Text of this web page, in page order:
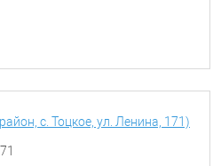
с. Тоцкое, ул. Ленина, 171)